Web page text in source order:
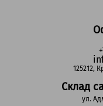
125212,
Склад
ул.